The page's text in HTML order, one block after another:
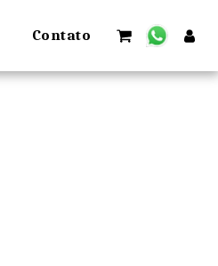
Contato